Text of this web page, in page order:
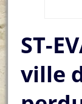
ST-
ville